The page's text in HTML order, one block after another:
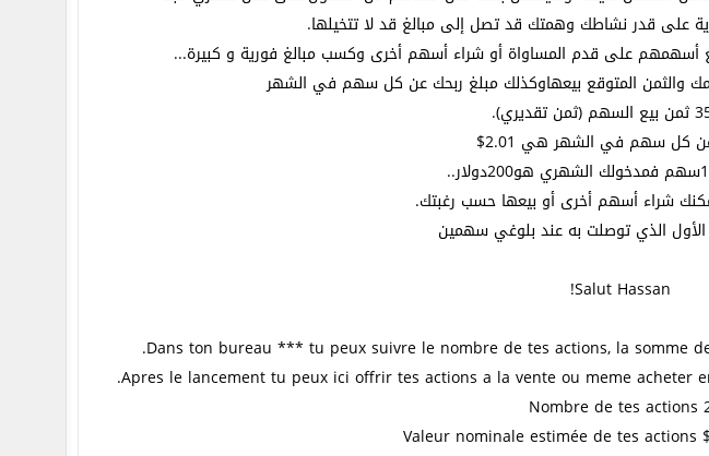
والثمن المتوقع بيعهاوكذلك مبلغ ربحك عن كل سهم في الشهر
كل سهم في الشهر هي 2.01$
شراء أسهم أخرى أو بيعها حسب رغبتك.
الأول الذي توصلت به عند بلوغي سهمين
Salut Hassan!
Dans ton bureau *** tu peux suivre le nombre de tes actions, la somme
Apres le lancement tu peux ici offrir tes actions a la vente ou meme acheter
Nombre de tes actions
Valeur nominale estimée de tes actions